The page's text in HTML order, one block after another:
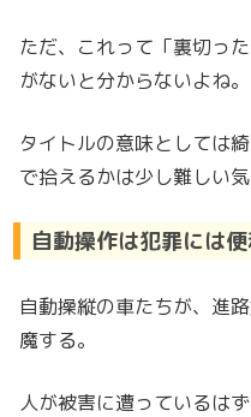
ただ、これって「裏切っ
がないと分からないよね。
タイトルの意味としては
で拾えるかは少し難しい気
自動操作は犯罪には
自動操縦の車たちが、進
魔する。
人が被害に遭っているは